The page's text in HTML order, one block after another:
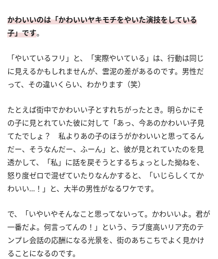
かわいいのは「かわいいヤキモチをやいた演技をしている
子」です。
「やいているフリ」と、「実際やいている」は、行動は同じ
に見えるかもしれませんが、雲泥の差があるのです。男性だ
って、その違いくらい、わかります（笑）
たとえば街中でかわいい子とすれちがったとき。明らかにそ
の子に見とれていた彼に対して「あっ、今あのかわいい子見
てたでしょ？ 私よりあの子のほうがかわいいと思ってるん
だー、そうなんだー、ふーん」と、彼が見とれていたのを見
透かして、「私」に話を戻そうとするちょっとした拗ねを、
怒り度ゼロで混ぜていたりなんかすると、「いじらしくてか
わいい…！」と、大半の男性がなるワケです。
で、「いやいやそんなこと思ってないって。かわいいよ。君が
一番だよ。何言ってんの！」という、ラブ度高いリア充のテ
ンプレ会話の応酬になる光景を、街のあちこちでよく見かけ
ることになるのです。